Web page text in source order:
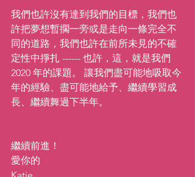
我們也許沒有達到我們的目標，我們也
許把夢想暫擱一旁或是走向一條完全不
同的道路，我們也許在前所未見的不確
定性中掙扎 ------ 也許，這，就是我們
2020 年的課題。 讓我們盡可能地吸取今
年的經驗、盡可能地給予、繼續學習成
長、繼續舞過下半年。
繼續前進！
愛你的
Katie